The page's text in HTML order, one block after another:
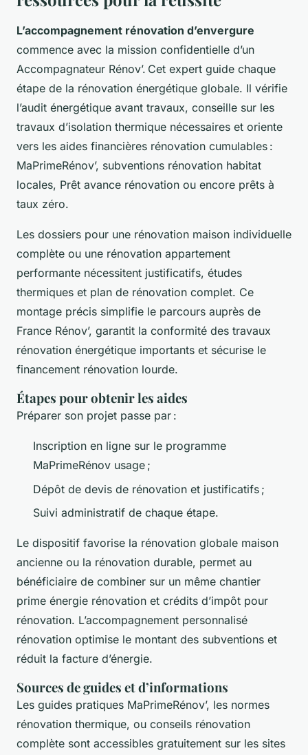
L’accompagnement rénovation d’envergure
commence avec la mission confidentielle d’un
Accompagnateur Rénov’. Cet expert guide chaque
étape de la rénovation énergétique globale. Il vérifie
l’audit énergétique avant travaux, conseille sur les
travaux d’isolation thermique nécessaires et oriente
vers les aides financières rénovation cumulables :
MaPrimeRénov’, subventions rénovation habitat
locales, Prêt avance rénovation ou encore prêts à
taux zéro.
Les dossiers pour une rénovation maison individuelle
complète ou une rénovation appartement
performante nécessitent justificatifs, études
thermiques et plan de rénovation complet. Ce
montage précis simplifie le parcours auprès de
France Rénov’, garantit la conformité des travaux
rénovation énergétique importants et sécurise le
financement rénovation lourde.
Étapes pour obtenir les aides
Préparer son projet passe par :
Inscription en ligne sur le programme
MaPrimeRénov usage ;
Dépôt de devis de rénovation et justificatifs ;
Suivi administratif de chaque étape.
Le dispositif favorise la rénovation globale maison
ancienne ou la rénovation durable, permet au
bénéficiaire de combiner sur un même chantier
prime énergie rénovation et crédits d’impôt pour
rénovation. L’accompagnement personnalisé
rénovation optimise le montant des subventions et
réduit la facture d’énergie.
Sources de guides et d’informations
Les guides pratiques MaPrimeRénov’, les normes
rénovation thermique, ou conseils rénovation
complète sont accessibles gratuitement sur les sites